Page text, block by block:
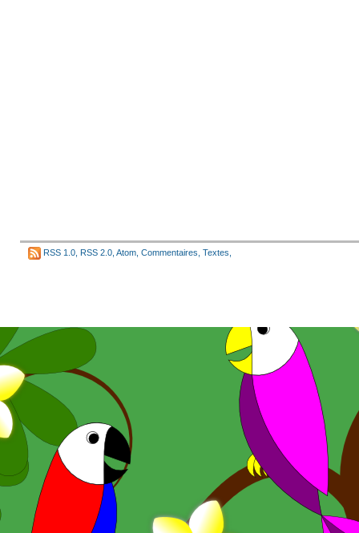
RSS 1.0 RSS 2.0 Atom Commentaires Textes